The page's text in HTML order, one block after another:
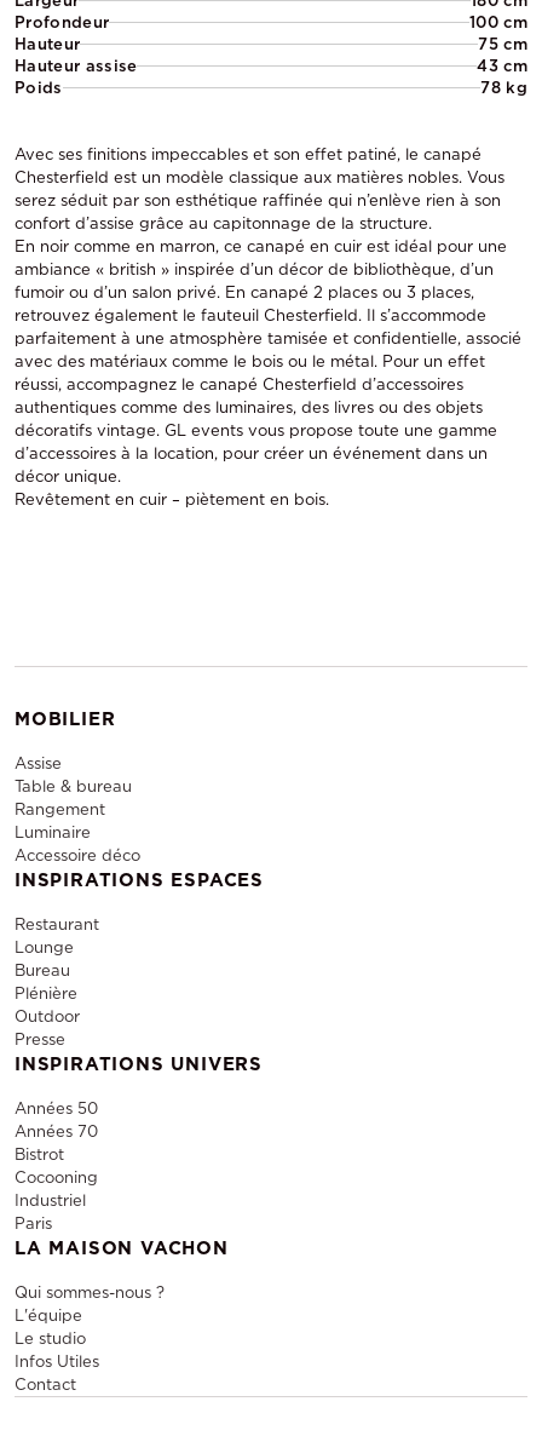
Profondeur
100 cm
Hauteur
75 cm
Hauteur assise
43 cm
Poids
78 kg
Avec ses finitions impeccables et son effet patiné, le canapé
Chesterfield est un modèle classique aux matières nobles. Vous
serez séduit par son esthétique raffinée qui n’enlève rien à son
confort d’assise grâce au capitonnage de la structure.
En noir comme en marron, ce canapé en cuir est idéal pour une
ambiance « british » inspirée d’un décor de bibliothèque, d’un
fumoir ou d’un salon privé. En canapé 2 places ou 3 places,
retrouvez également le fauteuil Chesterfield. Il s’accommode
parfaitement à une atmosphère tamisée et confidentielle, associé
avec des matériaux comme le bois ou le métal. Pour un effet
réussi, accompagnez le canapé Chesterfield d’accessoires
authentiques comme des luminaires, des livres ou des objets
décoratifs vintage. GL events vous propose toute une gamme
d’accessoires à la location, pour créer un événement dans un
décor unique.
Revêtement en cuir – piètement en bois.
MOBILIER
Assise
Table & bureau
Rangement
Luminaire
Accessoire déco
INSPIRATIONS ESPACES
Restaurant
Lounge
Bureau
Plénière
Outdoor
Presse
INSPIRATIONS UNIVERS
Années 50
Années 70
Bistrot
Cocooning
Industriel
Paris
LA MAISON VACHON
Qui sommes-nous ?
L'équipe
Le studio
Infos Utiles
Contact